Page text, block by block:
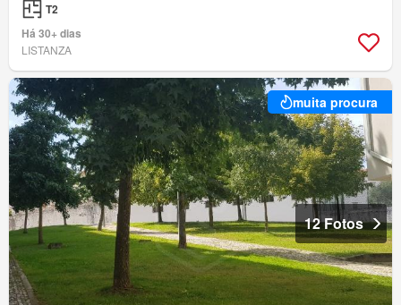
T2
Há 30+ dias
LISTANZA
muita procura
12 Fotos